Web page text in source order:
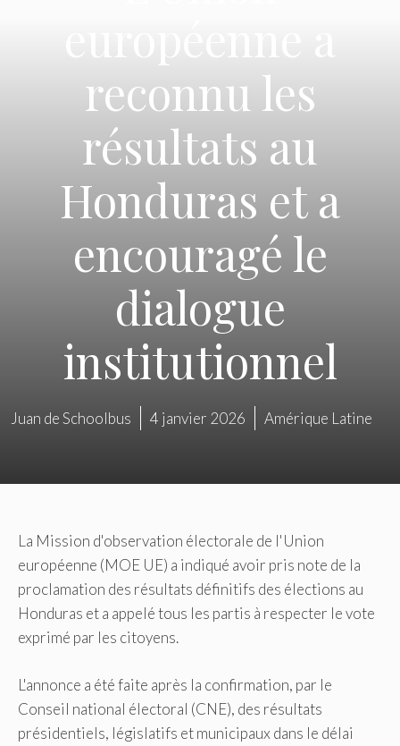
reconnu les
résultats au
Honduras et a
encouragé le
dialogue
institutionnel
Juan de Schoolbus 4 janvier 2026 Amérique Latine
La Mission d'observation électorale de l'Union
européenne (MOE UE) a indiqué avoir pris note de la
proclamation des résultats définitifs des élections au
Honduras et a appelé tous les partis à respecter le vote
exprimé par les citoyens.
L'annonce a été faite après la confirmation, par le
Conseil national électoral (CNE), des résultats
présidentiels, législatifs et municipaux dans le délai